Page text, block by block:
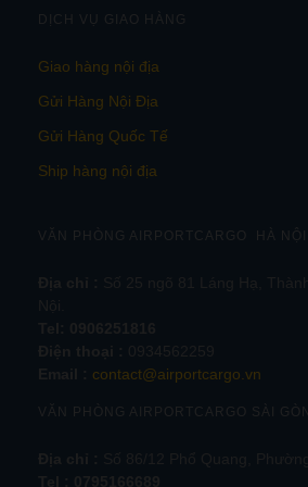
DỊCH VỤ GIAO HÀNG
Giao hàng nội địa
Gửi Hàng Nội Địa
Gửi Hàng Quốc Tế
Ship hàng nội địa
VĂN PHÒNG AIRPORTCARGO HÀ NỘI
contact@airportcargo.vn
VĂN PHÒNG AIRPORTCARGO SÀI